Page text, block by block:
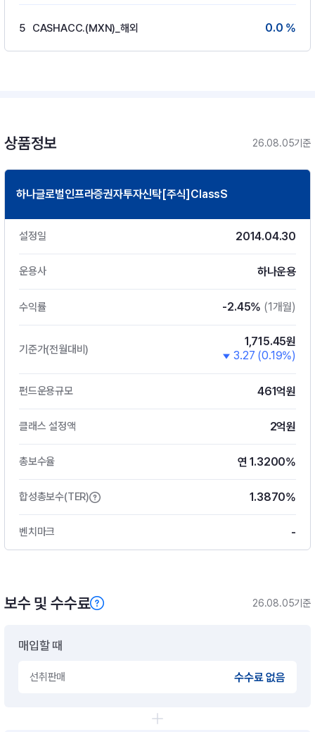
5 CASHACC.(MXN)_해외 0.0 %
상품정보 26.08.05기준
하나글로벌인프라증권자투자신탁[주식]ClassS
설정일 2014.04.30
운용사 하나운용
수익률 -2.45% (1개월)
기준가(전월대비)
1,715.45원
3.27 (0.19%)
펀드운용규모 461억원
클래스 설정액 2억원
총보수율 연 1.3200%
합성총보수(TER) 1.3870%
벤치마크 -
보수 및 수수료 26.08.05기준
매입할 때
선취판매 수수료 없음